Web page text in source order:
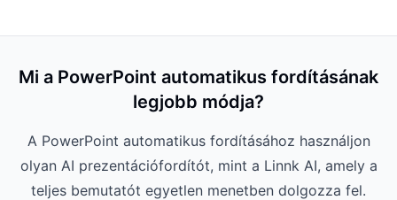
Mi a PowerPoint automatikus fordításának
legjobb módja?
A PowerPoint automatikus fordításához használjon
olyan AI prezentációfordítót, mint a Linnk AI, amely a
teljes bemutatót egyetlen menetben dolgozza fel.